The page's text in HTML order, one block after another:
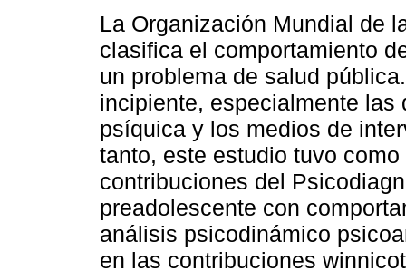
La Organización Mundial de
clasifica el comportamiento
un problema de salud
incipiente, especialmente
psíquica y los medios de
tanto, este estudio tuvo
contribuciones del
preadolescente con
análisis psicodinámico
en las contribuciones